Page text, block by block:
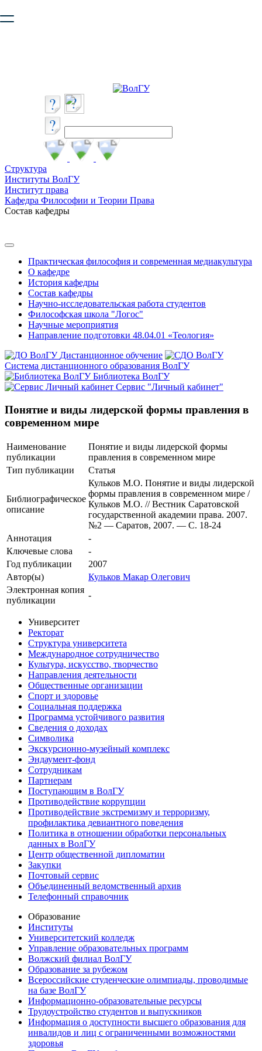
безопасную работу с сайтом. Пожалуйста
Структура
Институты ВолГУ
Институт права
Кафедра Философии и Теории Права
Состав кафедры
Практическая философия и современная медиакультура
О кафедре
История кафедры
Состав кафедры
Научно-исследовательская работа студентов
Философская школа "Логос"
Научные мероприятия
Направление подготовки 48.04.01 «Теология»
Дистанционное обучение
Система дистанционного образования ВолГУ
Библиотека ВолГУ
Сервис "Личный кабинет"
Понятие и виды лидерской формы правления в
современном мире
Наименование
публикации
Понятие и виды лидерской формы
правления в современном мире
Тип публикации
Статья
Библиографическое
описание
Кульков М.О. Понятие и виды лидерской
формы правления в современном мире /
Кульков М.О. // Вестник Саратовской
государственной академии права. 2007.
№2 — Саратов, 2007. — С. 18-24
Аннотация
-
Ключевые cлова
-
Год публикации
2007
Автор(ы)
Кульков Макар Олегович
Электронная копия
публикации
-
Университет
Ректорат
Структура университета
Международное сотрудничество
Культура, искусство, творчество
Направления деятельности
Общественные организации
Спорт и здоровье
Социальная поддержка
Программа устойчивого развития
Сведения о доходах
Символика
Экскурсионно-музейный комплекс
Эндаумент-фонд
Сотрудникам
Партнерам
Поступающим в ВолГУ
Противодействие коррупции
Противодействие экстремизму и терроризму,
профилактика девиантного поведения
Политика в отношении обработки персональных
данных в ВолГУ
Центр общественной дипломатии
Закупки
Почтовый сервис
Объединенный ведомственный архив
Телефонный справочник
Образование
Институты
Университетский колледж
Управление образовательных программ
Волжский филиал ВолГУ
Образование за рубежом
Всероссийские студенческие олимпиады, проводимые
на базе ВолГУ
Информационно-образовательные ресурсы
Трудоустройство студентов и выпускников
Информация о доступности высшего образования для
инвалидов и лиц с ограниченными возможностями
здоровья